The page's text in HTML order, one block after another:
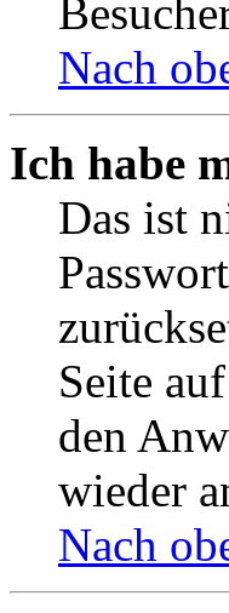
Nach
Ich habe
Das ist
Seite
den
wieder
Nach